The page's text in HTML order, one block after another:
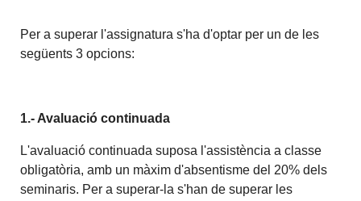
Per a superar l'assignatura s'ha d'optar per un de les
següents 3 opcions:
1.- Avaluació continuada
L'avaluació continuada suposa l'assistència a classe
obligatòria, amb un màxim d'absentisme del 20% dels
seminaris. Per a superar-la s'han de superar les